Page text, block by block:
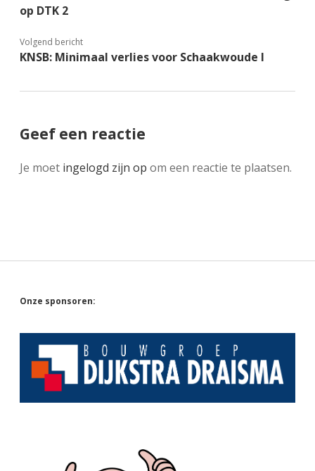
op DTK 2
Volgend bericht
KNSB: Minimaal verlies voor Schaakwoude I
Geef een reactie
Je moet ingelogd zijn op om een reactie te plaatsen.
Sidebar
Onze sponsoren: